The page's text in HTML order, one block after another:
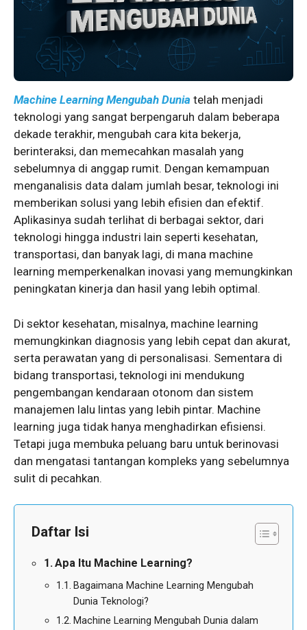
Machine Learning Mengubah Dunia telah menjadi
teknologi yang sangat berpengaruh dalam beberapa
dekade terakhir, mengubah cara kita bekerja,
berinteraksi, dan memecahkan masalah yang
sebelumnya di anggap rumit. Dengan kemampuan
menganalisis data dalam jumlah besar, teknologi ini
memberikan solusi yang lebih efisien dan efektif.
Aplikasinya sudah terlihat di berbagai sektor, dari
teknologi hingga industri lain seperti kesehatan,
transportasi, dan banyak lagi, di mana machine
learning memperkenalkan inovasi yang memungkinkan
peningkatan kinerja dan hasil yang lebih optimal.
Di sektor kesehatan, misalnya, machine learning
memungkinkan diagnosis yang lebih cepat dan akurat,
serta perawatan yang di personalisasi. Sementara di
bidang transportasi, teknologi ini mendukung
pengembangan kendaraan otonom dan sistem
manajemen lalu lintas yang lebih pintar. Machine
learning juga tidak hanya menghadirkan efisiensi.
Tetapi juga membuka peluang baru untuk berinovasi
dan mengatasi tantangan kompleks yang sebelumnya
sulit di pecahkan.
Daftar Isi
Apa Itu Machine Learning?
Bagaimana Machine Learning Mengubah
Dunia Teknologi?
Machine Learning Mengubah Dunia dalam